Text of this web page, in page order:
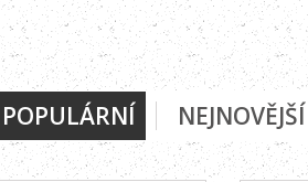
POPULÁRNÍ NEJNOVĚJŠÍ